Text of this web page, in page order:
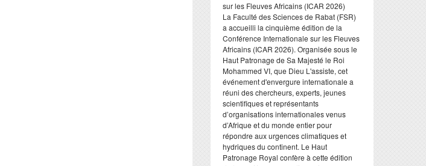
sur les Fleuves Africains (ICAR 2026)
​La Faculté des Sciences de Rabat (FSR)
a accueilli la cinquième édition de la
Conférence Internationale sur les Fleuves
Africains (ICAR 2026). Organisée sous le
Haut Patronage de Sa Majesté le Roi
Mohammed VI, que Dieu L'assiste, cet
événement d'envergure internationale a
réuni des chercheurs, experts, jeunes
scientifiques et représentants
d’organisations internationales venus
d’Afrique et du monde entier pour
répondre aux urgences climatiques et
hydriques du continent. Le Haut
Patronage Royal confère à cette édition